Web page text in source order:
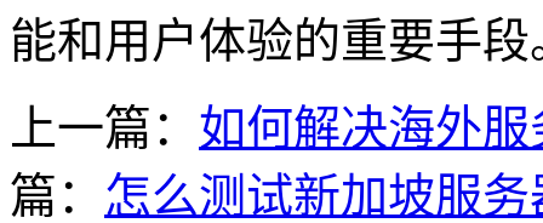
能和用户体验的重要手段
上一篇： 如何解决海外
篇： 怎么测试新加坡服